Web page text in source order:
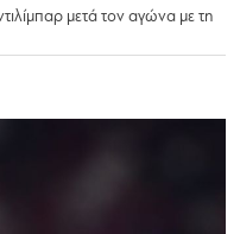
μετά τον αγώνα με τη